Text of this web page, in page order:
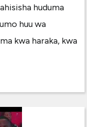
huduma
huu wa
kwa haraka, kwa